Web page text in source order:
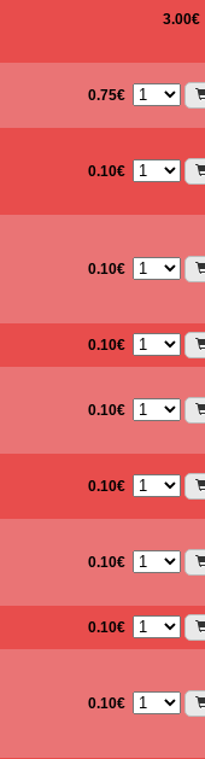
3.00€
0.75€
0.10€
0.10€
0.10€
0.10€
0.10€
0.10€
0.10€
0.10€